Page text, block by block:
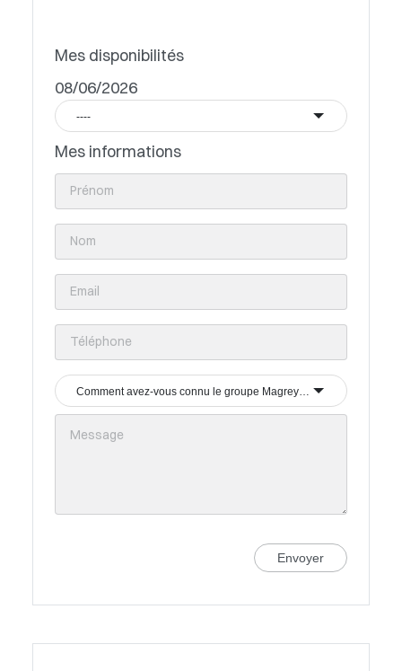
Mes disponibilités
08/06/2026
----
Mes informations
Envoyer